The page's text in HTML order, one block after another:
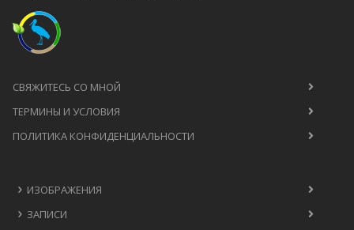
СВЯЖИТЕСЬ СО МНОЙ
ТЕРМИНЫ И УСЛОВИЯ
ПОЛИТИКА КОНФИДЕНЦИАЛЬНОСТИ
ИЗОБРАЖЕНИЯ
ЗАПИСИ